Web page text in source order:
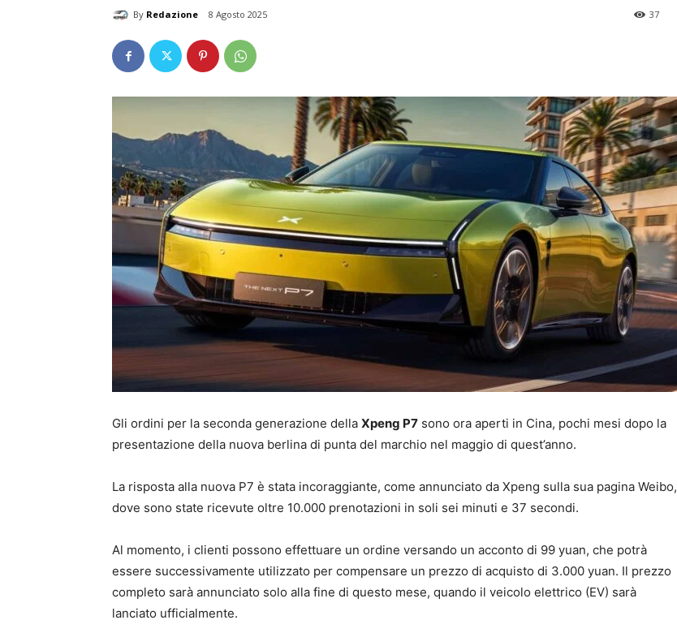
By Redazione 8 Agosto 2025 37
Gli ordini per la seconda generazione della Xpeng P7 sono ora aperti in Cina, pochi mesi dopo la
presentazione della nuova berlina di punta del marchio nel maggio di quest’anno.
La risposta alla nuova P7 è stata incoraggiante, come annunciato da Xpeng sulla sua pagina Weibo,
dove sono state ricevute oltre 10.000 prenotazioni in soli sei minuti e 37 secondi.
Al momento, i clienti possono effettuare un ordine versando un acconto di 99 yuan, che potrà
essere successivamente utilizzato per compensare un prezzo di acquisto di 3.000 yuan. Il prezzo
completo sarà annunciato solo alla fine di questo mese, quando il veicolo elettrico (EV) sarà
lanciato ufficialmente.